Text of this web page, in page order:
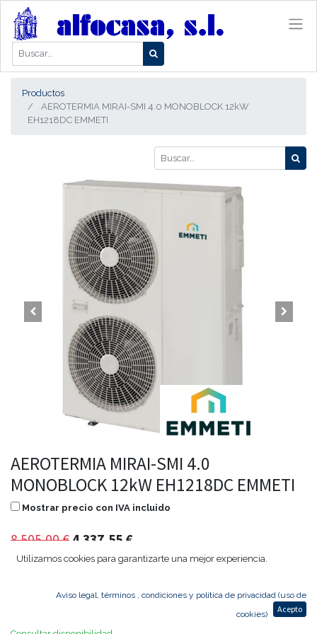
Productos
AEROTERMIA MIRAI-SMI 4.0 MONOBLOCK 12kW
EH1218DC EMMETI
AEROTERMIA MIRAI-SMI 4.0
MONOBLOCK 12kW EH1218DC EMMETI
Mostrar precio con IVA incluido
8.505,00€ 4.337,55 €
Agregar al carrito
Utilizamos cookies para garantizarte una mejor experiencia.
Aviso legal, términos , condiciones y política de privacidad (uso de
cookies)
Acepto